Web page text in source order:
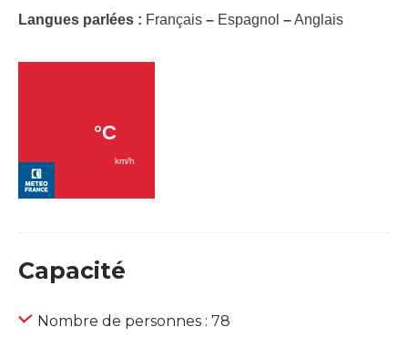
Langues parlées : Français – Espagnol –Anglais
Capacité
Nombre de personnes : 78